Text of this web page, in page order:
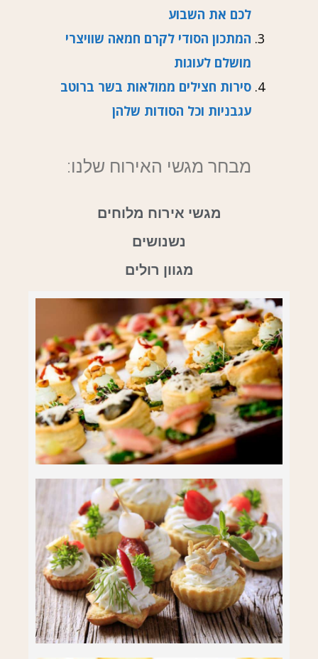
לכם את השבוע
המתכון הסודי לקרם חמאה שוויצרי
מושלם לעוגות
סירות חצילים ממולאות בשר ברוטב
עגבניות וכל הסודות שלהן
מבחר מגשי האירוח שלנו:
מגשי אירוח מלוחים
נשנושים
מגוון רולים